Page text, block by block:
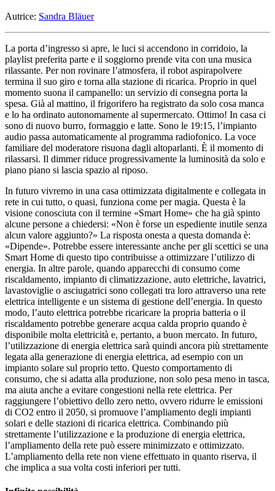
Autrice: Sandra Bläuer
La porta d’ingresso si apre, le luci si accendono in corridoio, la
playlist preferita parte e il soggiorno prende vita con una musica
rilassante. Per non rovinare l’atmosfera, il robot aspirapolvere
termina il suo giro e torna alla stazione di ricarica. Proprio in quel
momento suona il campanello: un servizio di consegna porta la
spesa. Già al mattino, il frigorifero ha registrato da solo cosa manca
e lo ha ordinato autonomamente al supermercato. Ottimo! In casa ci
sono di nuovo burro, formaggio e latte. Sono le 19:15, l’impianto
audio passa automaticamente al programma radiofonico. La voce
familiare del moderatore risuona dagli altoparlanti. È il momento di
rilassarsi. Il dimmer riduce progressivamente la luminosità da solo e
piano piano si lascia spazio al riposo.
In futuro vivremo in una casa ottimizzata digitalmente e collegata in
rete in cui tutto, o quasi, funziona come per magia. Questa è la
visione conosciuta con il termine «Smart Home» che ha già spinto
alcune persone a chiedersi: «Non è forse un espediente inutile senza
alcun valore aggiunto?» La risposta onesta a questa domanda è:
«Dipende». Potrebbe essere interessante anche per gli scettici se una
Smart Home di questo tipo contribuisse a ottimizzare l’utilizzo di
energia. In altre parole, quando apparecchi di consumo come
riscaldamento, impianto di climatizzazione, auto elettriche, lavatrici,
lavastoviglie o asciugatrici sono collegati tra loro attraverso una rete
elettrica intelligente e un sistema di gestione dell’energia. In questo
modo, l’auto elettrica potrebbe ricaricare la propria batteria o il
riscaldamento potrebbe generare acqua calda proprio quando è
disponibile molta elettricità e, pertanto, a buon mercato. In futuro,
l’utilizzazione di energia elettrica sarà quindi ancora più strettamente
legata alla generazione di energia elettrica, ad esempio con un
impianto solare sul proprio tetto. Questo comportamento di
consumo, che si adatta alla produzione, non solo pesa meno in tasca,
ma aiuta anche a evitare congestioni nella rete elettrica. Per
raggiungere l’obiettivo dello zero netto, ovvero ridurre le emissioni
di CO2 entro il 2050, si promuove l’ampliamento degli impianti
solari e delle stazioni di ricarica elettrica. Combinando più
strettamente l’utilizzazione e la produzione di energia elettrica,
l’ampliamento della rete può essere minimizzato e ottimizzato.
L’ampliamento della rete non viene effettuato in quanto riserva, il
che implica a sua volta costi inferiori per tutti.